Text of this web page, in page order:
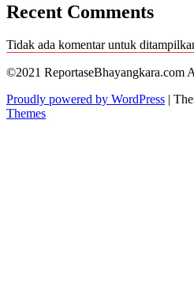
Recent Comments
Tidak ada komentar untuk
©2021 ReportaseBhayangkara.com
Proudly powered by WordPress
Themes